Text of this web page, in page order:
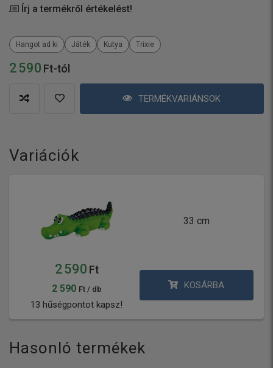
2 590 Ft-tól
TERMÉKVARIÁNSOK
Írj a termékről értékelést!
Hangot ad ki Játék Kutya Trixie
Variációk
33 cm
2 590 Ft
2 590 Ft / db
13 hűségpontot kapsz!
KOSÁRBA
Hasonló termékek